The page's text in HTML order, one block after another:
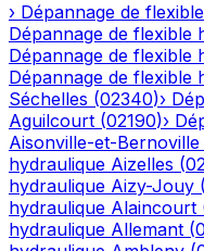
› Dépannage de
Dépannage de flexible
Dépannage de flexible
Dépannage de flexible
Séchelles (02340)›
Aguilcourt (02190)›
Aisonville-et-Bernoville
hydraulique Aizelles (
hydraulique Aizy-Jouy (
hydraulique Alaincourt
hydraulique Allemant (